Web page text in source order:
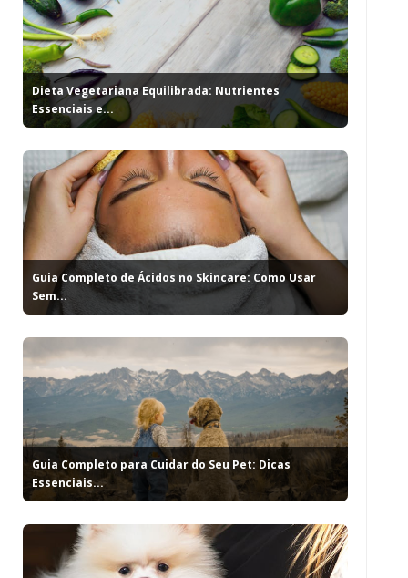
Dieta Vegetariana Equilibrada: Nutrientes
Essenciais e...
Guia Completo de Ácidos no Skincare: Como Usar
Sem...
Guia Completo para Cuidar do Seu Pet: Dicas
Essenciais...